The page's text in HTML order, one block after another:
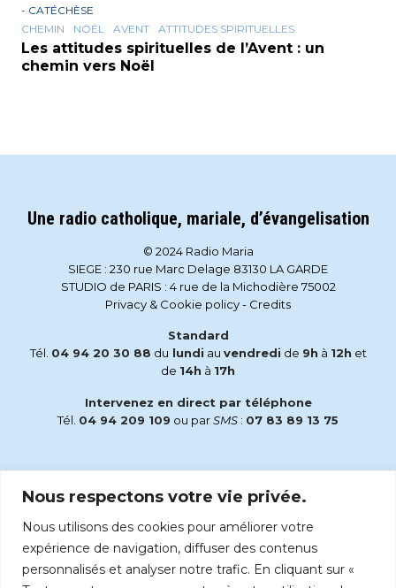
Nous respectons votre vie privée.
Nous utilisons des cookies pour améliorer votre
expérience de navigation, diffuser des contenus
personnalisés et analyser notre trafic. En cliquant sur «
- CATÉCHÈSE
CHEMIN
NOËL AVENT ATTITUDES SPIRITUELLES
Les attitudes spirituelles de l’Avent : un
chemin vers Noël
Une radio catholique, mariale, d’évangelisation
© 2024 Radio Maria
SIEGE : 230 rue Marc Delage 83130 LA GARDE
STUDIO de PARIS : 4 rue de la Michodière 75002
Privacy & Cookie policy- Credits
Standard
Tél. 04 94 20 30 88 du lundi au vendredi de 9h à 12h et
de 14h à 17h
Intervenez en direct par téléphone
Tél. 04 94 209 109 ou parSMS : 07 83 89 13 75
accueil@radiomaria.fr
Écoutez Radio Maria sur :